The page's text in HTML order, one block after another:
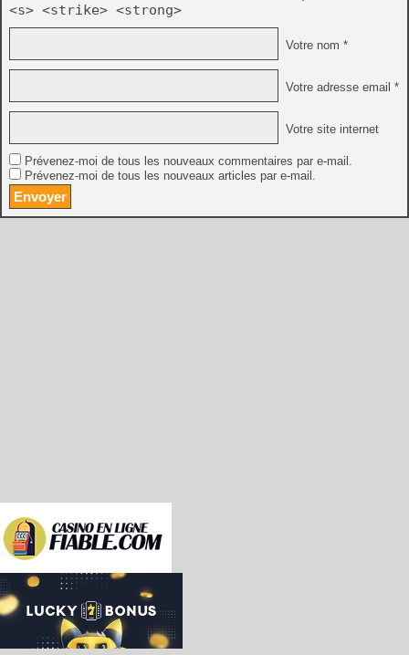
<s> <strike> <strong>
Votre nom *
Votre adresse email *
Votre site internet
Prévenez-moi de tous les nouveaux commentaires par e-mail.
Prévenez-moi de tous les nouveaux articles par e-mail.